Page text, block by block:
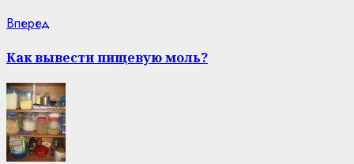
Вперед
Как вывести пищевую моль?